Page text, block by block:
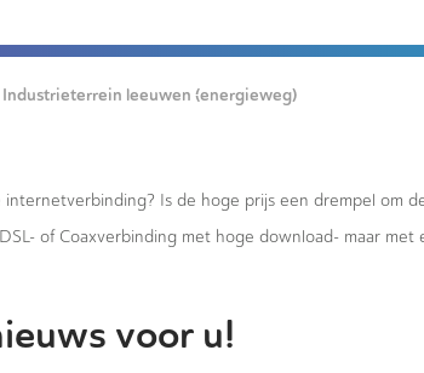
Industrieterrein leeuwen (energieweg)
Is de hoge prijs een drempel om
of Coaxverbinding met hoge download- maar met
voor u!